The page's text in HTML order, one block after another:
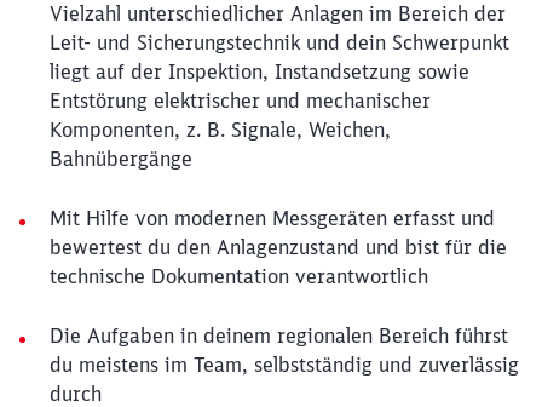
Vielzahl unterschiedlicher Anlagen im Bereich der
Leit- und Sicherungstechnik und dein Schwerpunkt
liegt auf der Inspektion, Instandsetzung sowie
Entstörung elektrischer und mechanischer
Komponenten, z. B. Signale, Weichen,
Bahnübergänge
Mit Hilfe von modernen Messgeräten erfasst und
bewertest du den Anlagenzustand und bist für die
technische Dokumentation verantwortlich
Die Aufgaben in deinem regionalen Bereich führst
du meistens im Team, selbstständig und zuverlässig
durch